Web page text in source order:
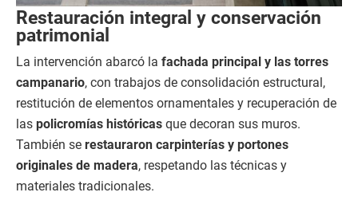
Restauración integral y conservación
patrimonial
La intervención abarcó la fachada principal y las torres
campanario, con trabajos de consolidación estructural,
restitución de elementos ornamentales y recuperación de
las policromías históricas que decoran sus muros.
También se restauraron carpinterías y portones
originales de madera, respetando las técnicas y
materiales tradicionales.